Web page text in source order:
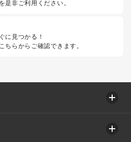
是非ご利用ください。
に見つかる！
ちらからご確認できます。